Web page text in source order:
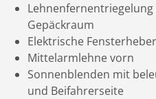
Gepäckraum
Elektrische
Mittelarmlehne vorn
Sonnenblenden mit
und Beifahrerseite